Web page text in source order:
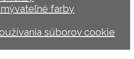
farby
súborov cookie